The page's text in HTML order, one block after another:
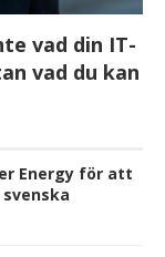
vad din IT-
vad du kan
Energy för att